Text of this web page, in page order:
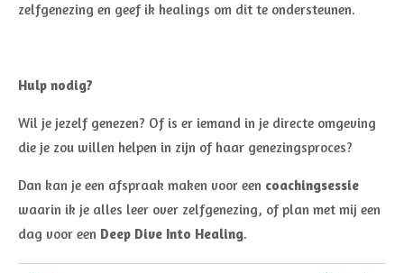
zelfgenezing en geef ik healings om dit te ondersteunen.
Hulp nodig?
Wil je jezelf genezen? Of is er iemand in je directe omgeving
die je zou willen helpen in zijn of haar genezingsproces?
Dan kan je een afspraak maken voor een coachingsessie
waarin ik je alles leer over zelfgenezing, of plan met mij een
dag voor een Deep Dive Into Healing.